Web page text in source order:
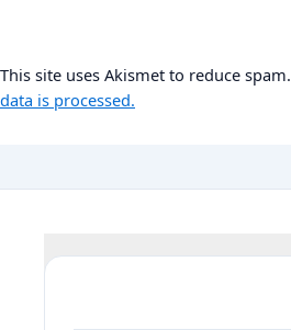
This site uses Akismet to reduce spam.
data is processed.